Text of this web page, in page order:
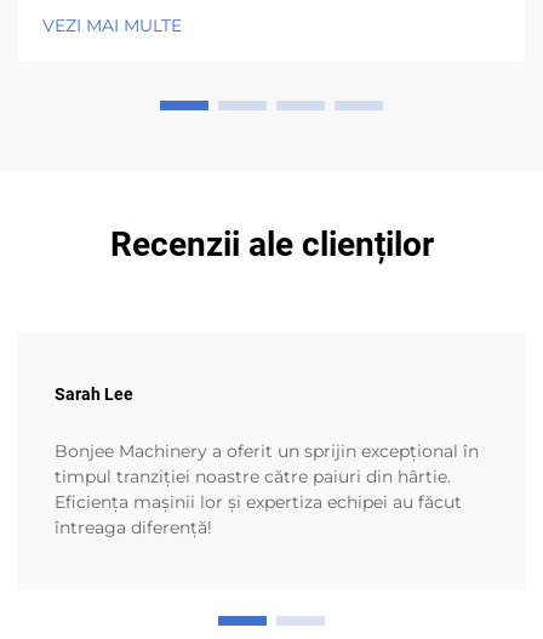
toate acestea, toate mașinile suferă de uzură în urma
VEZI MAI MULTE
Recenzii ale clienților
Sarah Lee
Bonjee Machinery a oferit un sprijin excepțional în
timpul tranziției noastre către paiuri din hârtie.
Eficiența mașinii lor și expertiza echipei au făcut
întreaga diferență!